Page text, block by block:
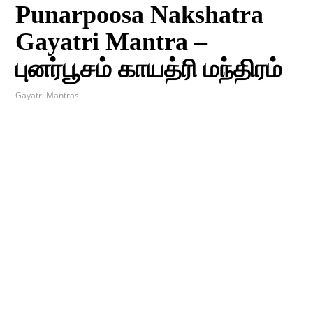
Punarpoosa Nakshatra
Gayatri Mantra –
புனர்பூசம் காயத்ரி மந்திரம்
Gayatri Mantras